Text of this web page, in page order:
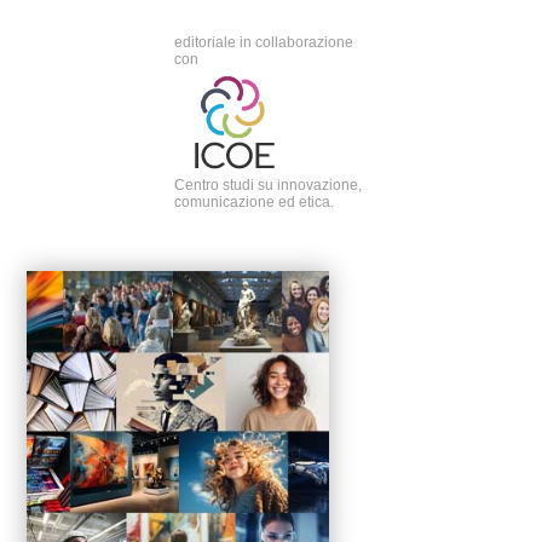
editoriale in collaborazione
con
Centro studi su innovazione,
comunicazione ed etica.